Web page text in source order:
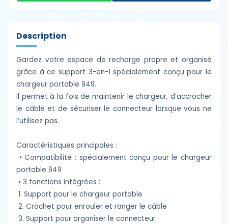
Description
Gardez votre espace de recharge propre et organisé
grâce à ce support 3-en-1 spécialement conçu pour le
chargeur portable 949.
Il permet à la fois de maintenir le chargeur, d’accrocher
le câble et de sécuriser le connecteur lorsque vous ne
l’utilisez pas.
Caractéristiques principales :
• Compatibilité : spécialement conçu pour le chargeur
portable 949
• 3 fonctions intégrées :
1. Support pour le chargeur portable
2. Crochet pour enrouler et ranger le câble
3. Support pour organiser le connecteur